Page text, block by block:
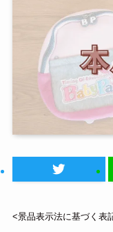
<景品表示法に基づく表